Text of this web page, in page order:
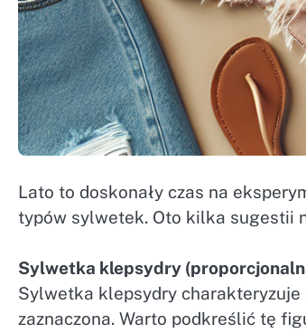
Lato to doskonały czas na
typów sylwetek. Oto kilka sugestii
Sylwetka klepsydry
Sylwetka klepsydry
zaznaczona. Warto podkreślić tę